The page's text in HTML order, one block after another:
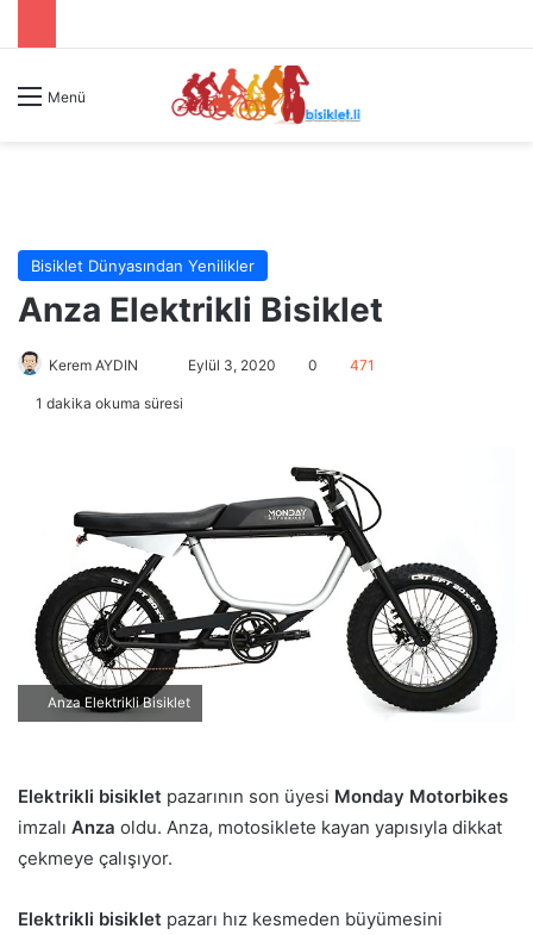
Menü
Bisiklet Dünyasından Yenilikler
Anza Elektrikli Bisiklet
Kerem AYDIN
o
s
t
a
g
n
r
e
Eylül 3, 2020 0 471
1 dakika okuma süresi
Anza Elektrikli Bisiklet
Elektrikli bisiklet pazarının son üyesi Monday Motorbikes
imzalı Anza oldu. Anza, motosiklete kayan yapısıyla dikkat
çekmeye çalışıyor.
Elektrikli bisiklet pazarı hız kesmeden büyümesini